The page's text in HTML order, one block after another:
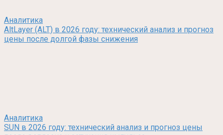
Аналитика
AltLayer (ALT) в 2026 году: технический анализ и прогноз
цены после долгой фазы снижения
Аналитика
SUN в 2026 году: технический анализ и прогноз цены